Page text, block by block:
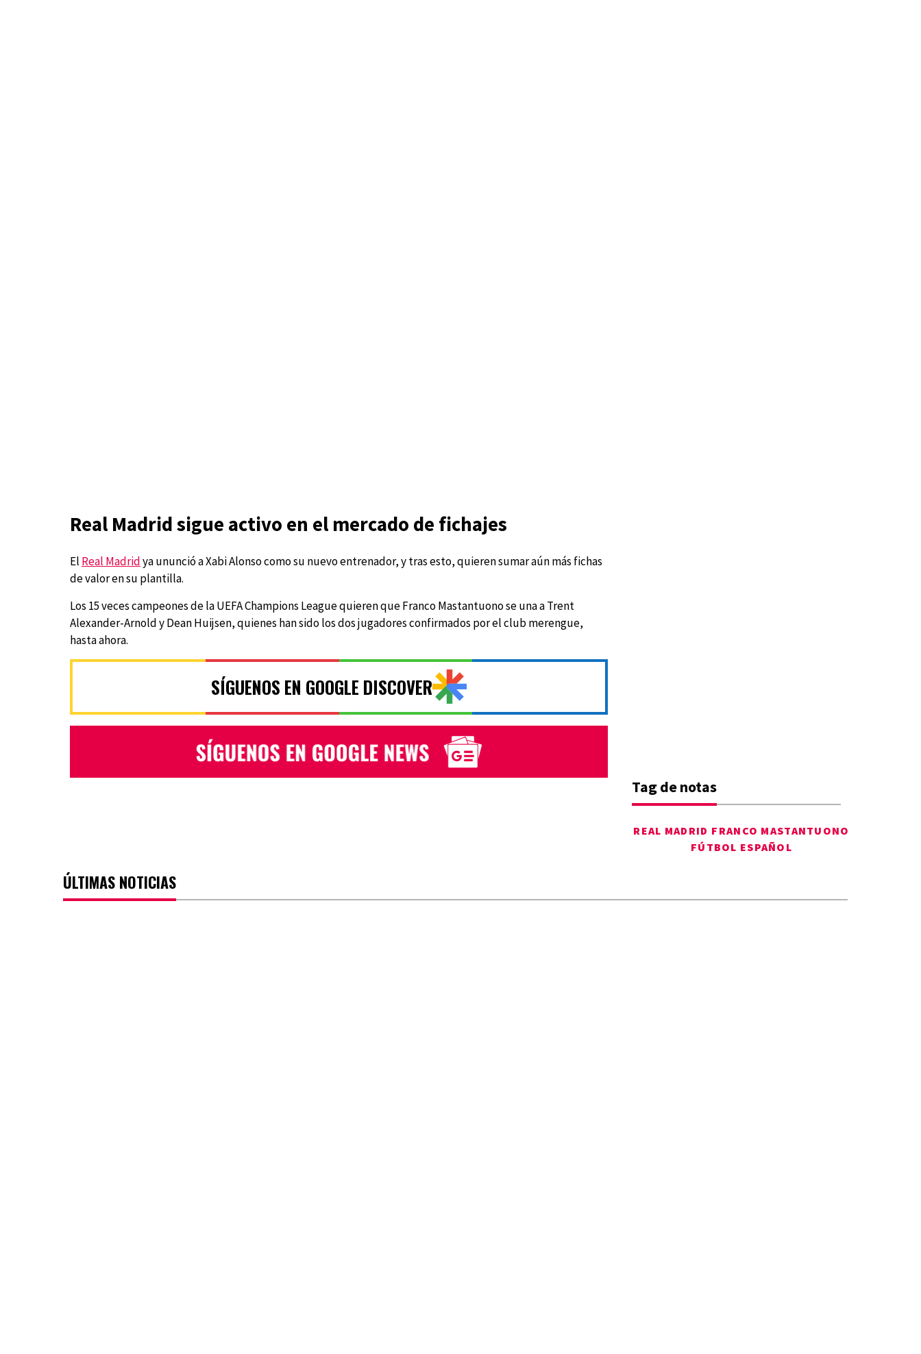
Real Madrid sigue activo en el mercado de fichajes
El Real Madridya ununció a Xabi Alonso como su nuevo entrenador, y tras esto, quieren sumar aún más fichas
de valor en su plantilla.
Los 15 veces campeones de la UEFA Champions League quieren que Franco Mastantuono se una a Trent
Alexander-Arnold y Dean Huijsen, quienes han sido los dos jugadores confirmados por el club merengue,
hasta ahora.
SÍGUENOS EN GOOGLE DISCOVER
Tag de notas
REAL MADRID FRANCO MASTANTUONO
FÚTBOL ESPAÑOL
ÚLTIMAS NOTICIAS